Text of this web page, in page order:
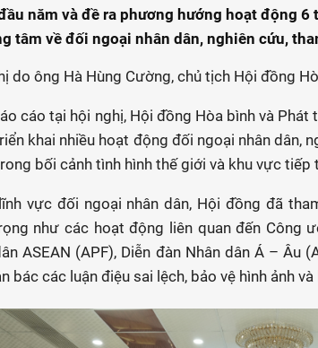
năm và đề ra phương hướng hoạt động
tâm về đối ngoại nhân dân, nghiên cứu,
do ông Hà Hùng Cường, chủ tịch Hội đồng
cáo tại hội nghị, Hội đồng Hòa bình và
khai nhiều hoạt động đối ngoại nhân dân,
bối cảnh tình hình thế giới và khu vực
vực đối ngoại nhân dân, Hội đồng đã
như các hoạt động liên quan đến Công
ASEAN (APF), Diễn đàn Nhân dân Á – Âu
bác các luận điệu sai lệch, bảo vệ hình ảnh